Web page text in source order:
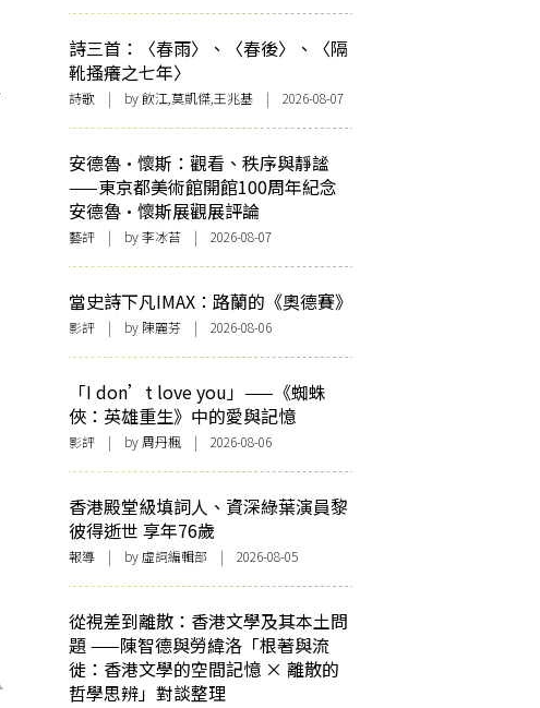
詩三首：〈春雨〉、〈春後〉、〈隔
靴搔癢之七年〉
詩歌 | by 飲江,莫凱傑,王兆基 | 2026-08-07
安德魯·懷斯：觀看、秩序與靜謐
——東京都美術館開館100周年紀念
安德魯·懷斯展觀展評論
藝評 | by 李冰苔 | 2026-08-07
當史詩下凡IMAX：路蘭的《奧德賽》
影評 | by 陳麗芬 | 2026-08-06
「I don’t love you」——《蜘蛛
俠：英雄重生》中的愛與記憶
影評 | by 周丹楓 | 2026-08-06
香港殿堂級填詞人、資深綠葉演員黎
彼得逝世 享年76歲
報導 | by 虛詞編輯部 | 2026-08-05
從視差到離散：香港文學及其本土問
題 ——陳智德與勞緯洛「根著與流
徙：香港文學的空間記憶 × 離散的
哲學思辨」對談整理